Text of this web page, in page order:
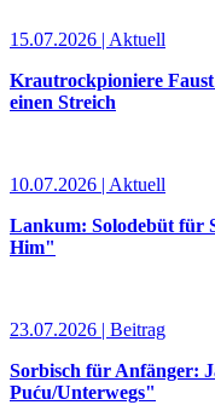
15.07.2026 | Aktuell
Krautrockpioniere Faust
einen Streich
10.07.2026 | Aktuell
Lankum: Solodebüt für
Him"
23.07.2026 | Beitrag
Sorbisch für Anfänger:
Puću/Unterwegs"